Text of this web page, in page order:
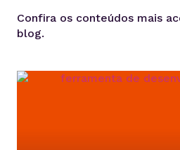
Confira os conteúdos mais
blog.